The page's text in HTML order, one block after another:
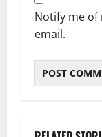
Notify me of
email.